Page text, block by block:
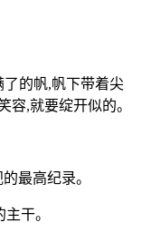
的帆,帆下带着尖
容,就要绽开似的。
最高纪录。
干。